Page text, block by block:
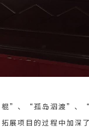
”、“孤岛泅渡”、“
展项目的过程中加深